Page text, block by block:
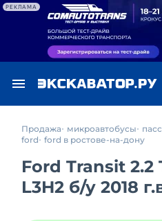
РЕКЛАМА
Продажа микроавтобусы
ford ford в ростове-на-дону
Ford Transit 2.2
L3H2 б/у 2018